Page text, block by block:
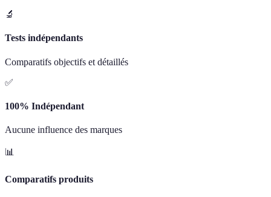
🔬
Tests indépendants
Comparatifs objectifs et détaillés
✅
100% Indépendant
Aucune influence des marques
📊
Comparatifs produits